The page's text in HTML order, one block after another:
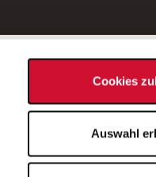
Cookies
Auswahl
Bei Fragen zu einer
wenden Sie sich bitte an die*den
Stellenausschreibung genannte*n